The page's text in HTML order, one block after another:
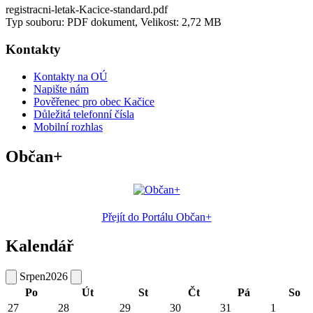
registracni-letak-Kacice-standard.pdf
Typ souboru: PDF dokument, Velikost: 2,72 MB
Kontakty
Kontakty na OÚ
Napište nám
Pověřenec pro obec Kačice
Důležitá telefonní čísla
Mobilní rozhlas
Občan+
Přejít do Portálu Občan+
Kalendář
Srpen2026
Po
Út St Čt Pá
So
27
28 29 30 31
1